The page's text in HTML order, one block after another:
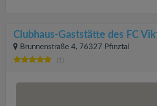
Clubhaus-Gaststätte des FC
Brunnenstraße 4, 76327 Pfinztal
(1)